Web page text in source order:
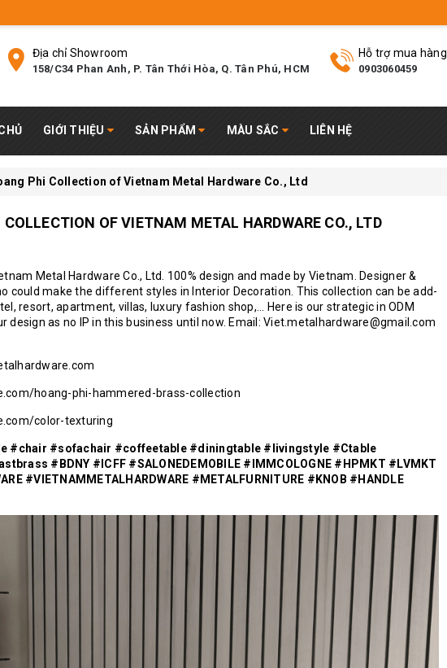
Địa chỉ Showroom
158/C34 Phan Anh, P. Tân Thới Hòa, Q. Tân Phú, HCM
Hỗ trợ mua hàng
0903060459
GIỚI THIỆU SẢN PHẨM MÀU SẮC LIÊN HỆ
Phi Collection of Vietnam Metal Hardware Co., Ltd
OF VIETNAM METAL HARDWARE CO., LTD
Metal Hardware Co., Ltd. 100% design and made by Vietnam. Designer &
could make the different styles in Interior Decoration. This collection can be add-
resort, apartment, villas, luxury fashion shop,... Here is our strategic in ODM
design as no IP in this business until now. Email: Viet.metalhardware@gmail.com
hoang-phi-hammered-brass-collection
color-texturing
#chair #sofachair #coffeetable #diningtable #livingstyle #Ctable
#BDNY #ICFF #SALONEDEMOBILE #IMMCOLOGNE #HPMKT #LVMKT
#VIETNAMMETALHARDWARE #METALFURNITURE #KNOB #HANDLE